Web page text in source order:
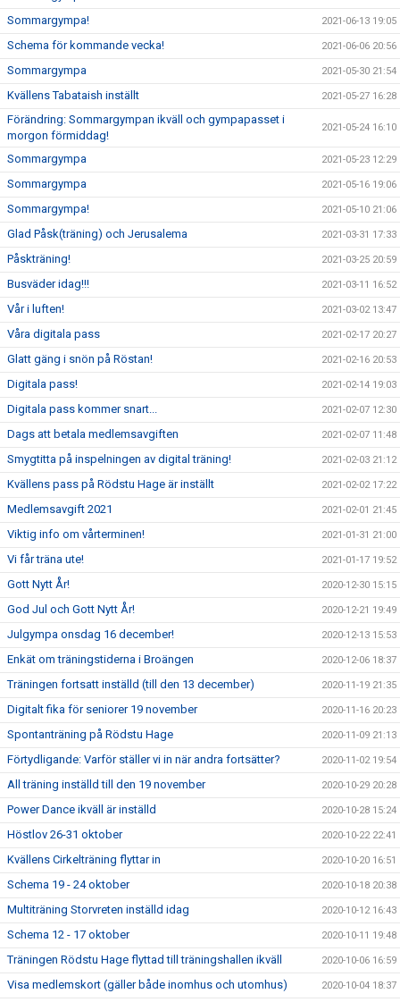
Sommargympa! 2021-06-13 19:05
Schema för kommande vecka! 2021-06-06 20:56
Sommargympa 2021-05-30 21:54
Kvällens Tabataish inställt 2021-05-27 16:28
Förändring: Sommargympan ikväll och gympapasset i
morgon förmiddag!
2021-05-24 16:10
Sommargympa 2021-05-23 12:29
Sommargympa 2021-05-16 19:06
Sommargympa! 2021-05-10 21:06
Glad Påsk(träning) och Jerusalema 2021-03-31 17:33
Påskträning! 2021-03-25 20:59
Busväder idag!!! 2021-03-11 16:52
Vår i luften! 2021-03-02 13:47
Våra digitala pass 2021-02-17 20:27
Glatt gäng i snön på Röstan! 2021-02-16 20:53
Digitala pass! 2021-02-14 19:03
Digitala pass kommer snart... 2021-02-07 12:30
Dags att betala medlemsavgiften 2021-02-07 11:48
Smygtitta på inspelningen av digital träning! 2021-02-03 21:12
Kvällens pass på Rödstu Hage är inställt 2021-02-02 17:22
Medlemsavgift 2021 2021-02-01 21:45
Viktig info om vårterminen! 2021-01-31 21:00
Vi får träna ute! 2021-01-17 19:52
Gott Nytt År! 2020-12-30 15:15
God Jul och Gott Nytt År! 2020-12-21 19:49
Julgympa onsdag 16 december! 2020-12-13 15:53
Enkät om träningstiderna i Broängen 2020-12-06 18:37
Träningen fortsatt inställd (till den 13 december) 2020-11-19 21:35
Digitalt fika för seniorer 19 november 2020-11-16 20:23
Spontanträning på Rödstu Hage 2020-11-09 21:13
Förtydligande: Varför ställer vi in när andra fortsätter? 2020-11-02 19:54
All träning inställd till den 19 november 2020-10-29 20:28
Power Dance ikväll är inställd 2020-10-28 15:24
Höstlov 26-31 oktober 2020-10-22 22:41
Kvällens Cirkelträning flyttar in 2020-10-20 16:51
Schema 19 - 24 oktober 2020-10-18 20:38
Multiträning Storvreten inställd idag 2020-10-12 16:43
Schema 12 - 17 oktober 2020-10-11 19:48
Träningen Rödstu Hage flyttad till träningshallen ikväll 2020-10-06 16:59
Visa medlemskort (gäller både inomhus och utomhus) 2020-10-04 18:37